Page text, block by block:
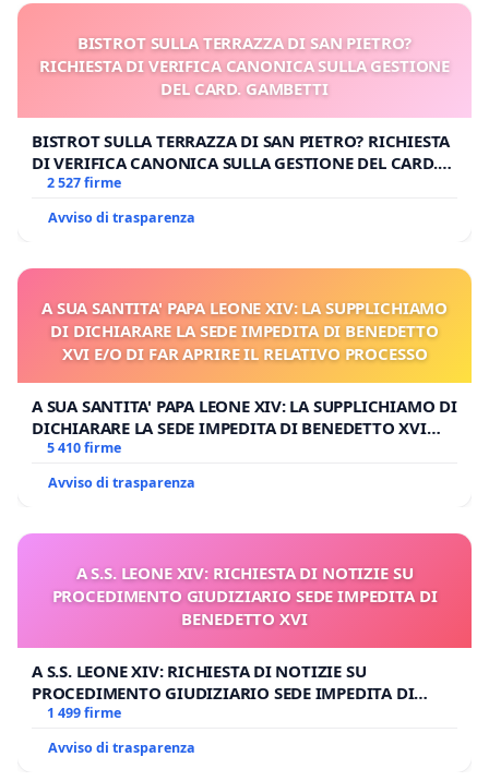
BISTROT SULLA TERRAZZA DI SAN PIETRO?
RICHIESTA DI VERIFICA CANONICA SULLA GESTIONE
DEL CARD. GAMBETTI
BISTROT SULLA TERRAZZA DI SAN PIETRO? RICHIESTA
DI VERIFICA CANONICA SULLA GESTIONE DEL CARD.
GAMBETTI
2 527 firme
Avviso di trasparenza
A SUA SANTITA' PAPA LEONE XIV: LA SUPPLICHIAMO
DI DICHIARARE LA SEDE IMPEDITA DI BENEDETTO
XVI E/O DI FAR APRIRE IL RELATIVO PROCESSO
A SUA SANTITA' PAPA LEONE XIV: LA SUPPLICHIAMO DI
DICHIARARE LA SEDE IMPEDITA DI BENEDETTO XVI
E/O DI FAR APRIRE IL RELATIVO PROCESSO
5 410 firme
Avviso di trasparenza
A S.S. LEONE XIV: RICHIESTA DI NOTIZIE SU
PROCEDIMENTO GIUDIZIARIO SEDE IMPEDITA DI
BENEDETTO XVI
A S.S. LEONE XIV: RICHIESTA DI NOTIZIE SU
PROCEDIMENTO GIUDIZIARIO SEDE IMPEDITA DI
BENEDETTO XVI
1 499 firme
Avviso di trasparenza